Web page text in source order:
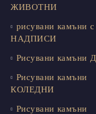
ЖИВОТНИ
рисувани камъни с
НАДПИСИ
Рисувани камъни
Рисувани камъни
КОЛЕДНИ
Рисувани камъни